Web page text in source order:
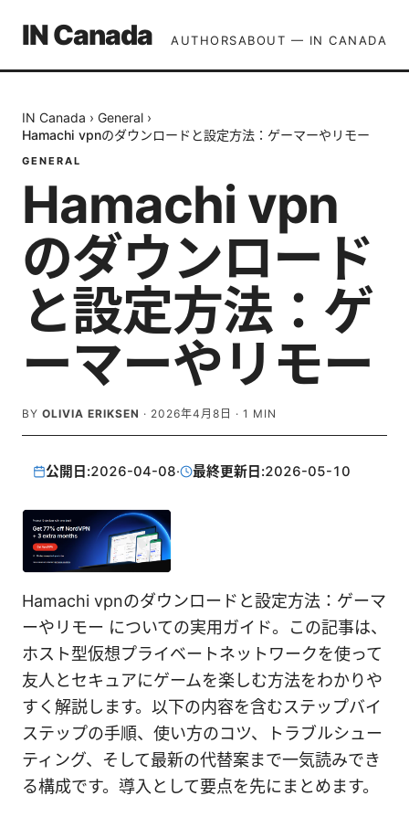
IN Canada AUTHORSABOUT — IN CANADA
IN Canada › General ›
Hamachi vpnのダウンロードと設定方法：ゲーマーやリモー
GENERAL
Hamachi vpn
のダウンロード
と設定方法：ゲ
ーマーやリモー
BY OLIVIA ERIKSEN · 2026年4月8日 · 1 MIN
公開日:2026-04-08· 最終更新日:2026-05-10
Hamachi vpnのダウンロードと設定方法：ゲーマ
ーやリモー についての実用ガイド。この記事は、
ホスト型仮想プライベートネットワークを使って
友人とセキュアにゲームを楽しむ方法をわかりや
すく解説します。以下の内容を含むステップバイ
ステップの手順、使い方のコツ、トラブルシュー
ティング、そして最新の代替案まで一気読みでき
る構成です。導入として要点を先にまとめます。